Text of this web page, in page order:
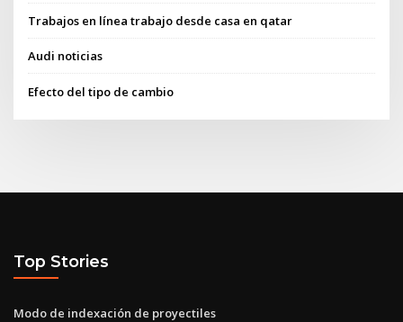
Trabajos en línea trabajo desde casa en qatar
Audi noticias
Efecto del tipo de cambio
Top Stories
Modo de indexación de proyectiles